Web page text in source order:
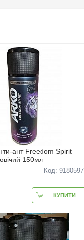
ант Freedom Spirit
150мл
Код: 9180597
КУПИТИ